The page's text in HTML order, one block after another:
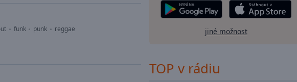
funk punk
reggae
jiné možnost
TOP v rádiu